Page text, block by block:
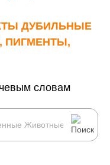
ДУБИЛЬНЫЕ
ПИГМЕНТЫ,
словам